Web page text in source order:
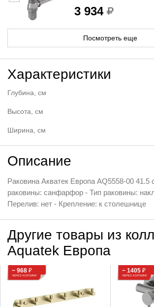
3 934
Посмотреть еще
Характеристики
Глубина, см
Высота, см
Ширина, см
Описание
Раковина Акватек Европа AQ5558-00 41.5
раковины: санфарфор - Тип раковины:
Перелив: нет - Крепление: к столешнице
Другие товары из
Aquatek Европа
− 968 ₽
ЧЕРЕЗ КОРЗИНУ
− 1405 ₽
ЧЕРЕЗ КОРЗИНУ